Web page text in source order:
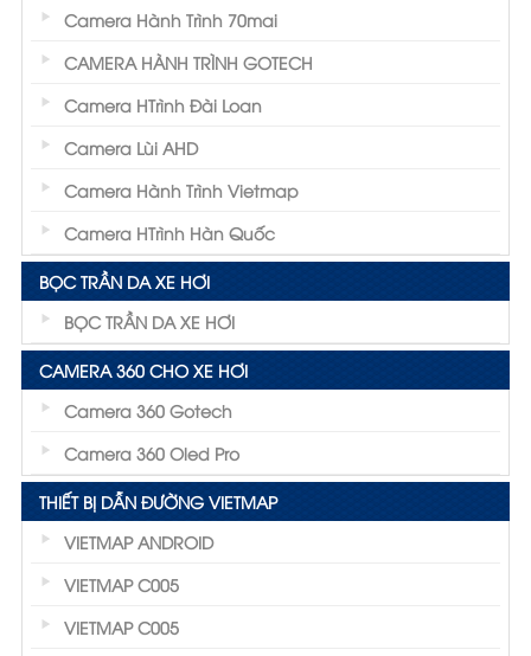
Camera Hành Trình 70mai
CAMERA HÀNH TRÌNH GOTECH
Camera HTrình Đài Loan
Camera Lùi AHD
Camera Hành Trình Vietmap
Camera HTrình Hàn Quốc
BỌC TRẦN DA XE HƠI
BỌC TRẦN DA XE HƠI
CAMERA 360 CHO XE HƠI
Camera 360 Gotech
Camera 360 Oled Pro
THIẾT BỊ DẪN ĐƯỜNG VIETMAP
VIETMAP ANDROID
VIETMAP C005
VIETMAP C005